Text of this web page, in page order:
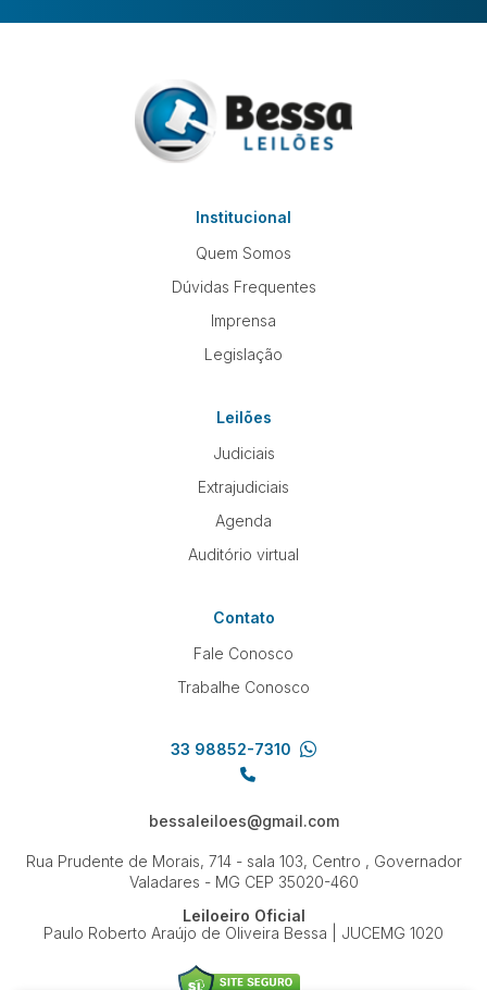
Institucional
Quem Somos
Dúvidas Frequentes
Imprensa
Legislação
Leilões
Judiciais
Extrajudiciais
Agenda
Auditório virtual
Contato
Fale Conosco
Trabalhe Conosco
33 98852-7310
bessaleiloes@gmail.com
Rua Prudente de Morais, 714 - sala 103, Centro , Governador
Valadares - MG CEP 35020-460
Leiloeiro Oficial
Paulo Roberto Araújo de Oliveira Bessa | JUCEMG 1020